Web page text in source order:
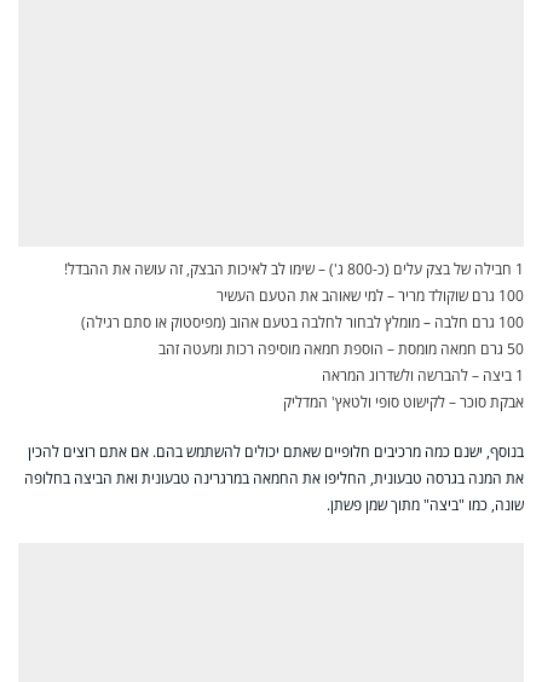
1 חבילה של בצק עלים (כ-800 ג') – שימו לב לאיכות הבצק, זה עושה את ההבדל!
100 גרם שוקולד מריר – למי שאוהב את הטעם העשיר
100 גרם חלבה – מומלץ לבחור לחלבה בטעם אהוב (מפיסטוק או סתם רגילה)
50 גרם חמאה מומסת – הוספת חמאה מוסיפה רכות ומעטה זהב
1 ביצה – להברשה ולשדרוג המראה
אבקת סוכר – לקישוט סופי ולטאץ' המדליק
בנוסף, ישנם כמה מרכיבים חלופיים שאתם יכולים להשתמש בהם. אם אתם רוצים להכין
את המנה בגרסה טבעונית, החליפו את החמאה במרגרינה טבעונית ואת הביצה בחלופה
שונה, כמו "ביצה" מתוך שמן פשתן.